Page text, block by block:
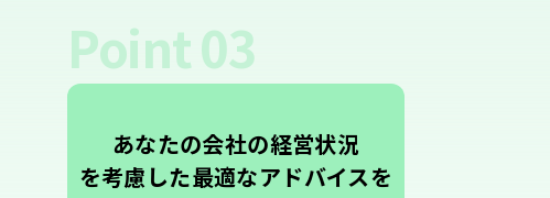
Point03
あなたの会社の経営状況
を考慮した最適なアドバイスを